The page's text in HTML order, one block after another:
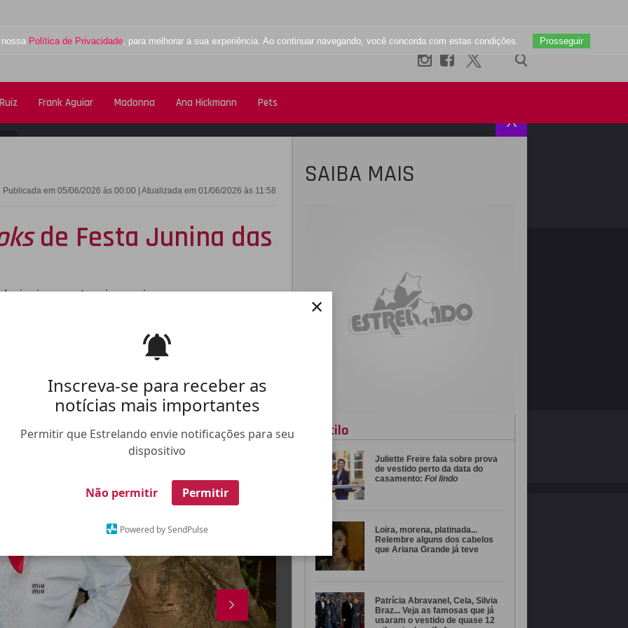
Inscreva-se para receber as
notícias mais importantes
Permitir que Estrelando envie notificações para seu
dispositivo
Não permitir Permitir
Powered by SendPulse
×
Política de Privacidade, para melhorar a sua experiência. Ao continuar navegando, você concorda com estas condições. Prosseguir
Frank Aguiar Madonna Ana Hickmann Pets
X
Publicada em 05/06/2026 às 00:00 | Atualizada em 01/06/2026 às 11:58
de Festa Junina das
juninos, outras improvisam
X
SAIBA MAIS
estilo
Juliette Freire fala sobre prova
de vestido perto da data do
casamento: Foi lindo
Loira, morena, platinada...
Relembre alguns dos cabelos
que Ariana Grande já teve
Patrícia Abravanel, Cela, Silvia
Braz... Veja as famosas que já
usaram o vestido de quase 12
TWITTER INSTAGRAM
FALE CONOSCO ANUNCIE NO ESTRELANDO TRABALHE NO ESTRELANDO
Desenvolvido por